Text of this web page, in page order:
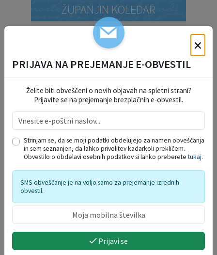
ŽUPANJIN KOLEDAR
Obisk mladih na gasilskem taboru v
Radencih ob Kolpi
30
AVG.
INFORMATIVNI BILTENI
×
PRIJAVA NA PREJEMANJE E-OBVESTIL
Želite biti obveščeni o novih objavah na spletni strani?
Prijavite se na prejemanje brezplačnih e-obvestil.
Strinjam se, da se moji podatki obdelujejo za namen obveščanja
in sem seznanjen, da lahko privolitev kadarkoli prekličem.
Obvestilo o obdelavi osebnih podatkov si lahko preberetetukaj.
SMS obveščanje je na voljo samo za prejemanje izrednih
obvestil.
Prijavi se